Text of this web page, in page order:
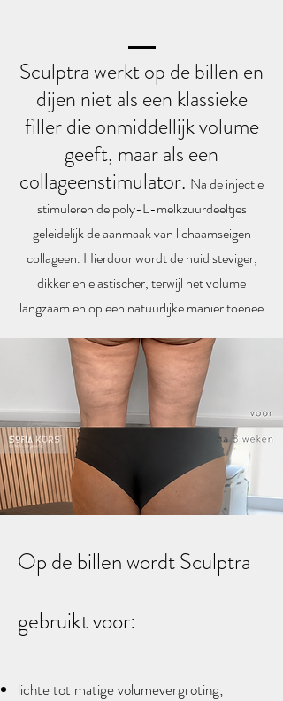
Sculptra werkt op de billen en
dijen niet als een klassieke
filler die onmiddellijk volume
geeft, maar als een
collageenstimulator. Na de injectie
stimuleren de poly-L-melkzuurdeeltjes
geleidelijk de aanmaak van lichaamseigen
collageen. Hierdoor wordt de huid steviger,
dikker en elastischer, terwijl het volume
langzaam en op een natuurlijke manier toenee
Op de billen wordt Sculptra
gebruikt voor:
lichte tot matige volumevergroting;